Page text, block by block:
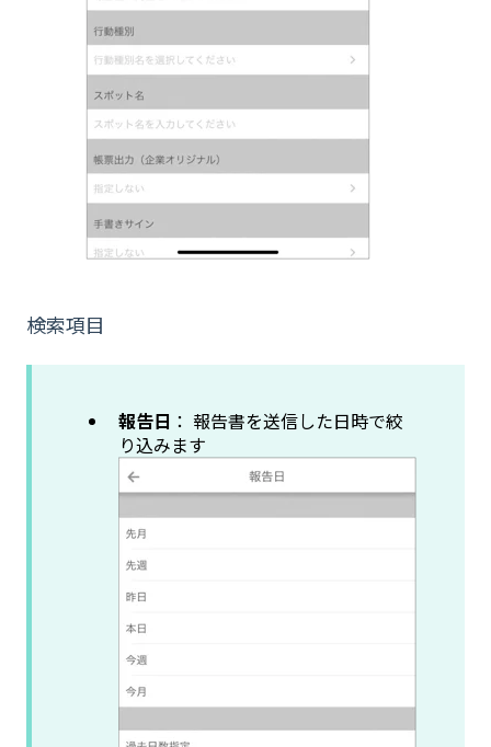
検索項目
報告日 ： 報告書を送信した日時で絞
り込みます